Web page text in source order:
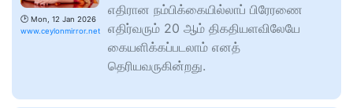
🕑 Mon, 12 Jan 2026
www.ceylonmirror.net
எதிரான நம்பிக்கையில்லாப் பிரேரணை
எதிர்வரும் 20 ஆம் திகதியளவிலேயே
கையளிக்கப்படலாம் எனத்
தெரியவருகின்றது.